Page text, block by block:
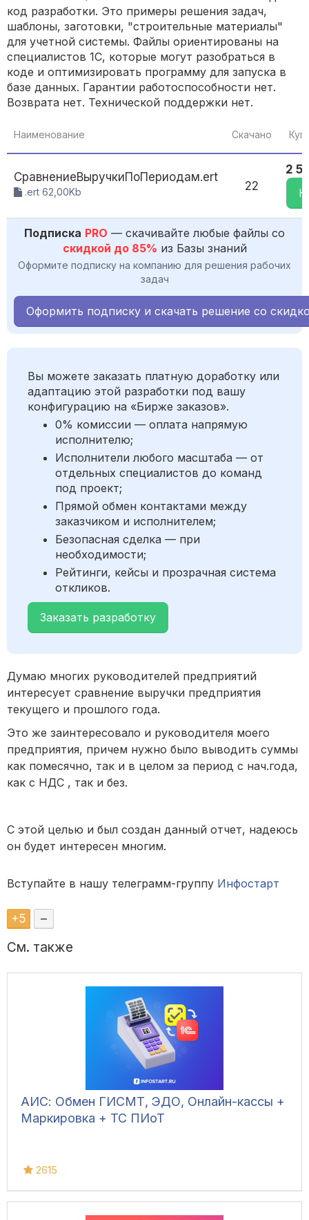
код разработки. Это примеры решения задач,
шаблоны, заготовки, "строительные материалы"
для учетной системы. Файлы ориентированы на
специалистов 1С, которые могут разобраться в
коде и оптимизировать программу для запуска в
базе данных. Гарантии работоспособности нет.
Возврата нет. Технической поддержки нет.
Наименование Скачано
СравнениеВыручкиПоПериодам.ert
.ert 62,00Kb 22
2
Подписка PRO — скачивайте любые файлы со
скидкой до 85% из Базы знаний
Оформите подписку на компанию для решения рабочих
задач
Оформить подписку и скачать решение со
Вы можете заказать платную доработку или
адаптацию этой разработки под вашу
конфигурацию на «Бирже заказов».
0% комиссии — оплата напрямую
исполнителю;
Исполнители любого масштаба — от
отдельных специалистов до команд
под проект;
Прямой обмен контактами между
заказчиком и исполнителем;
Безопасная сделка — при
необходимости;
Рейтинги, кейсы и прозрачная система
откликов.
Заказать разработку
Думаю многих руководителей предприятий
интересует сравнение выручки предприятия
текущего и прошлого года.
Это же заинтересовало и руководителя моего
предприятия, причем нужно было выводить суммы
как помесячно, так и в целом за период с нач.года,
как с НДС , так и без.
С этой целью и был создан данный отчет, надеюсь
он будет интересен многим.
Вступайте в нашу телеграмм-группу Инфостарт
+5 –
См. также
АИС: Обмен ГИСМТ, ЭДО, Онлайн-кассы +
Маркировка + ТС ПИоТ
2615